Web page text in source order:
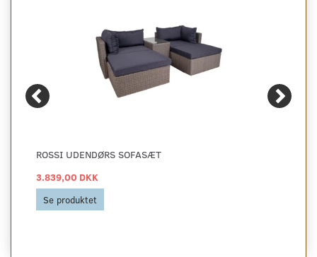
ROSSI UDENDØRS SOFASÆT
3.839,00 DKK
Se produktet